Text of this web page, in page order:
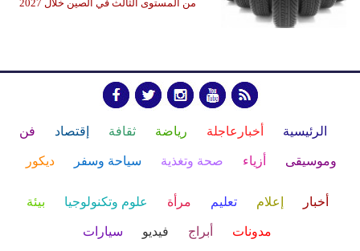
من المستوى الثالث في الصين خلال 2027
الرئيسية أخبارعاجلة رياضة ثقافة إقتصاد فن
وموسيقى أزياء صحة وتغذية سياحة وسفر ديكور
أخبار إعلام تعليم مرأة علوم وتكنولوجيا بيئة
مدونات أبراج فيديو سيارات